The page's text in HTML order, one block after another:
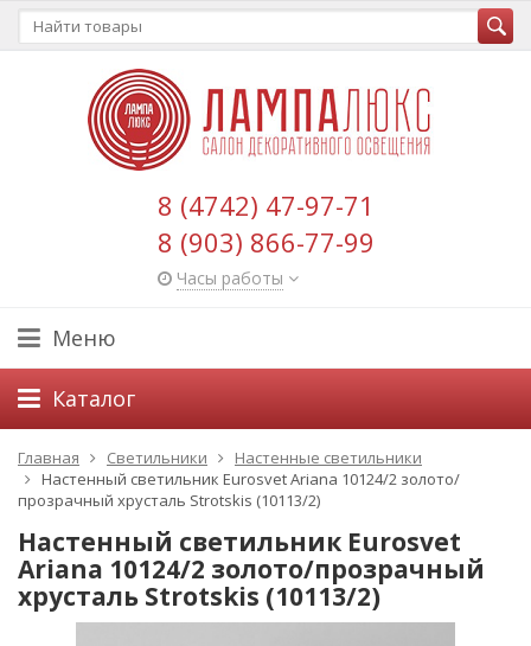
8 (4742) 47-97-71
8 (903) 866-77-99
Часы работы
Меню
Каталог
Главная Светильники
Настенные светильники
Настенный светильник Eurosvet Ariana 10124/2 золото/
прозрачный хрусталь Strotskis (10113/2)
Настенный светильник Eurosvet
Ariana 10124/2 золото/прозрачный
хрусталь Strotskis (10113/2)